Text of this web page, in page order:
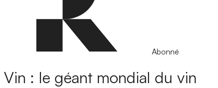
Abonné
Vin : le géant mondial du vin